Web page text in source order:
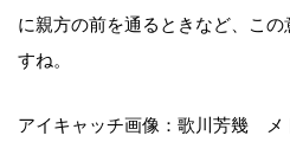
に親方の前を通るときなど、こ
すね。
アイキャッチ画像：歌川芳幾 メ